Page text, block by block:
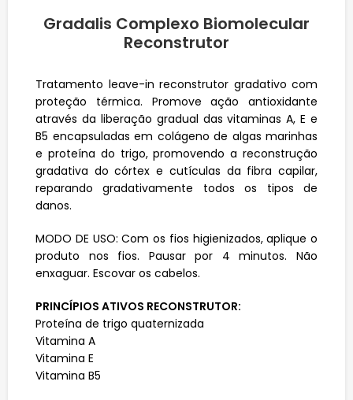
Gradalis Complexo Biomolecular
Reconstrutor
Tratamento leave-in reconstrutor gradativo com
proteção térmica. Promove ação antioxidante
através da liberação gradual das vitaminas A, E e
B5 encapsuladas em colágeno de algas marinhas
e proteína do trigo, promovendo a reconstrução
gradativa do córtex e cutículas da fibra capilar,
reparando gradativamente todos os tipos de
danos.
MODO DE USO: Com os fios higienizados, aplique o
produto nos fios. Pausar por 4 minutos. Não
enxaguar. Escovar os cabelos.
PRINCÍPIOS ATIVOS RECONSTRUTOR:
Proteína de trigo quaternizada
Vitamina A
Vitamina E
Vitamina B5